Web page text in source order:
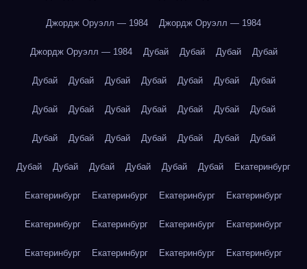
Джордж Оруэлл — 1984 Джордж Оруэлл — 1984
Джордж Оруэлл — 1984 Дубай Дубай Дубай Дубай
Дубай Дубай Дубай Дубай Дубай Дубай Дубай
Дубай Дубай Дубай Дубай Дубай Дубай Дубай
Дубай Дубай Дубай Дубай Дубай Дубай Дубай
Дубай Дубай Дубай Дубай Дубай Дубай Екатеринбург
Екатеринбург Екатеринбург Екатеринбург Екатеринбург
Екатеринбург Екатеринбург Екатеринбург Екатеринбург
Екатеринбург Екатеринбург Екатеринбург Екатеринбург